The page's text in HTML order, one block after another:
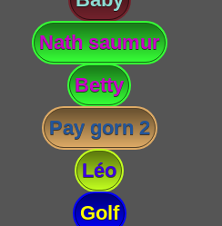
Nath saumur
Betty
Pay gorn 2
Léo
Golf